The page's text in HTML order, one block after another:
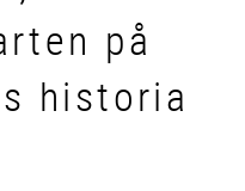
på
historia